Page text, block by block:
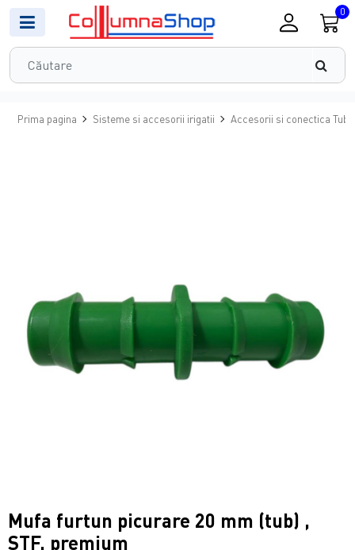
0
Prima pagina Sisteme si accesorii irigatii Accesorii si conectica Tub
Mufa furtun picurare 20 mm (tub) ,
STF, premium